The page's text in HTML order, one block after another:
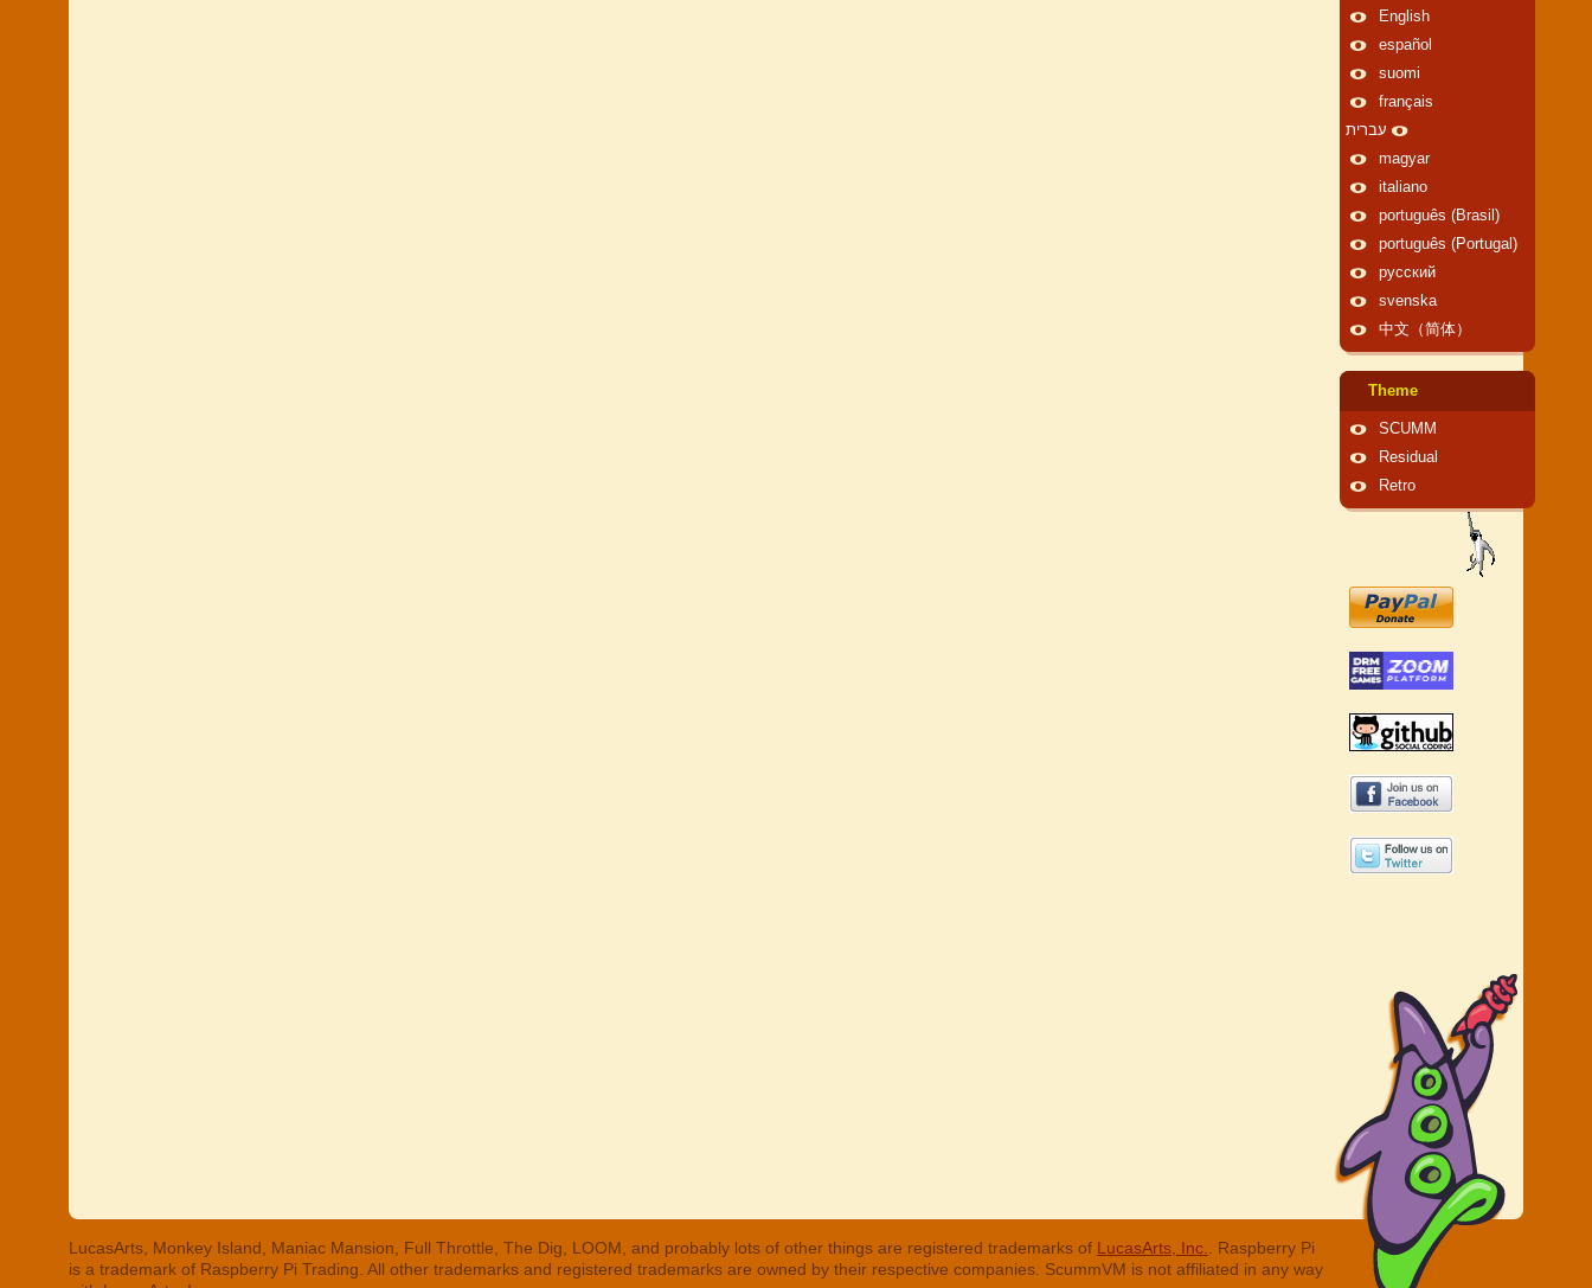
English
español
suomi
français
עברית
magyar
italiano
português (Brasil)
português (Portugal)
русский
svenska
中文（简体）
Theme
SCUMM
Residual
Retro
LucasArts, Monkey Island, Maniac Mansion, Full Throttle, The Dig, LOOM, and probably lots of other things are registered trademarks of LucasArts, Inc.
. Raspberry Pi
is a trademark of Raspberry Pi Trading. All other trademarks and registered trademarks are owned by their respective companies. ScummVM is not affiliated in any way